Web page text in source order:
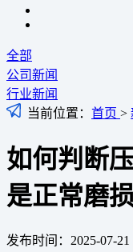
全部
公司新闻
行业新闻
当前位置： 首页 >
如何判断
是正常磨
发布时间：2025-07-